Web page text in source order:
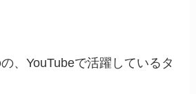
、YouTubeで活躍しているタ